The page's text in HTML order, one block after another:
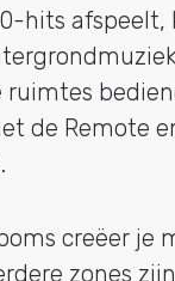
hits afspeelt,
de Remote
creëer je
zones